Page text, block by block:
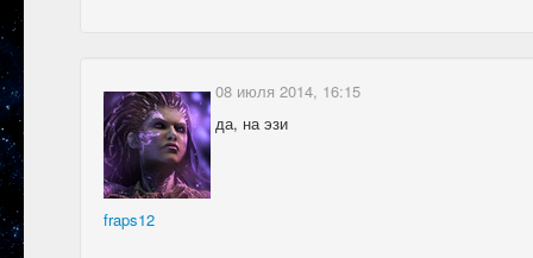
fraps12
08 июля 2014, 16:15
да, на эзи